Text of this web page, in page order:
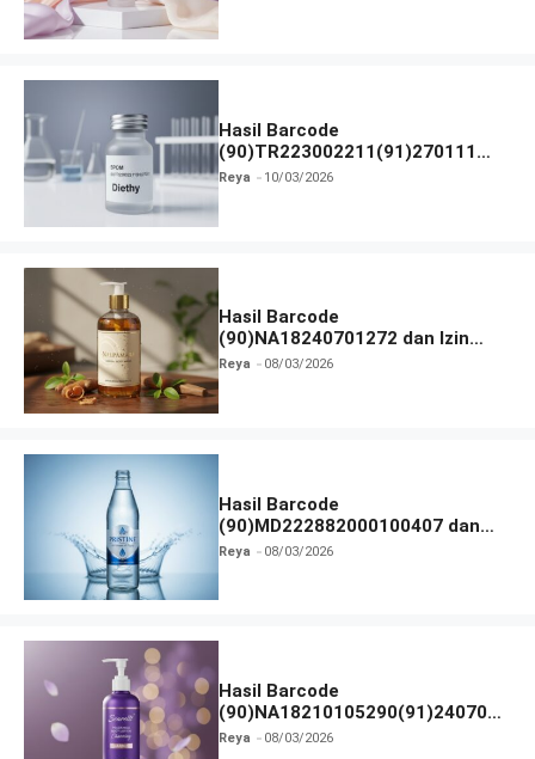
Hasil Barcode
(90)TR223002211(91)270111
dan Izin BPOM
Reya 10/03/2026
Hasil Barcode
(90)NA18240701272 dan Izin
BPOM
Reya 08/03/2026
Hasil Barcode
(90)MD222882000100407 dan
Izin BPOM
Reya 08/03/2026
Hasil Barcode
(90)NA18210105290(91)240703
dan Izin BPOM
Reya 08/03/2026